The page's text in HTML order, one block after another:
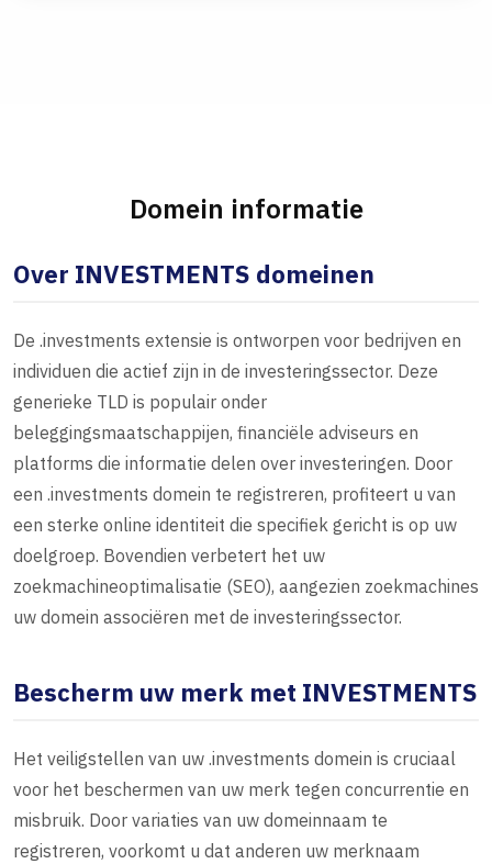
Domein informatie
Over INVESTMENTS domeinen
De .investments extensie is ontworpen voor bedrijven en
individuen die actief zijn in de investeringssector. Deze
generieke TLD is populair onder
beleggingsmaatschappijen, financiële adviseurs en
platforms die informatie delen over investeringen. Door
een .investments domein te registreren, profiteert u van
een sterke online identiteit die specifiek gericht is op uw
doelgroep. Bovendien verbetert het uw
zoekmachineoptimalisatie (SEO), aangezien zoekmachines
uw domein associëren met de investeringssector.
Bescherm uw merk met INVESTMENTS
Het veiligstellen van uw .investments domein is cruciaal
voor het beschermen van uw merk tegen concurrentie en
misbruik. Door variaties van uw domeinnaam te
registreren, voorkomt u dat anderen uw merknaam